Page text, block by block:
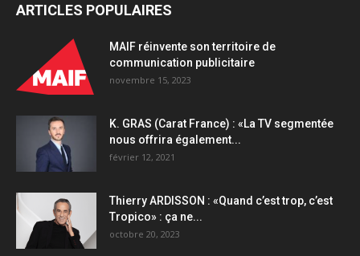
ARTICLES POPULAIRES
MAIF réinvente son territoire de
communication publicitaire
novembre 15, 2023
K. GRAS (Carat France) : «La TV segmentée
nous offrira également...
février 12, 2021
Thierry ARDISSON : «Quand c’est trop, c’est
Tropico» : ça ne...
octobre 20, 2023